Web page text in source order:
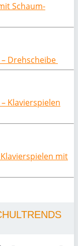
Schaum-
Drehscheibe
Klavierspielen
mit